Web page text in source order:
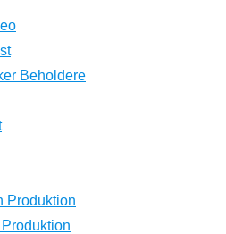
Beholdere
Produktion